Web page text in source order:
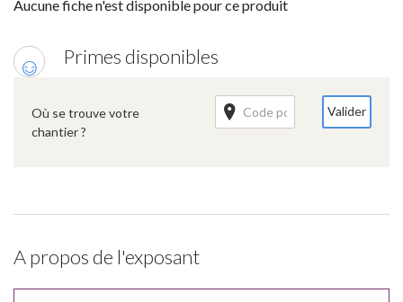
Aucune fiche n'est disponible pour ce produit
Primes disponibles
Où se trouve votre
chantier ?
Valider
A propos de l'exposant